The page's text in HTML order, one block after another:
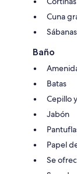
Cuna
Baño
Batas
Cepillo
Jabón
Papel
Se